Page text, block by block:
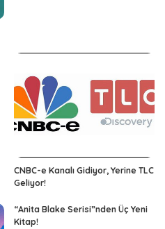
CNBC-e Kanalı Gidiyor, Yerine TLC
Geliyor!
“Anita Blake Serisi”nden Üç Yeni
Kitap!